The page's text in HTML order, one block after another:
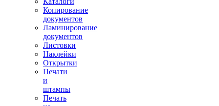
Копирование
документов
Ламинирование
документов
Листовки
Наклейки
Открытки
Печати
и
штампы
Печать